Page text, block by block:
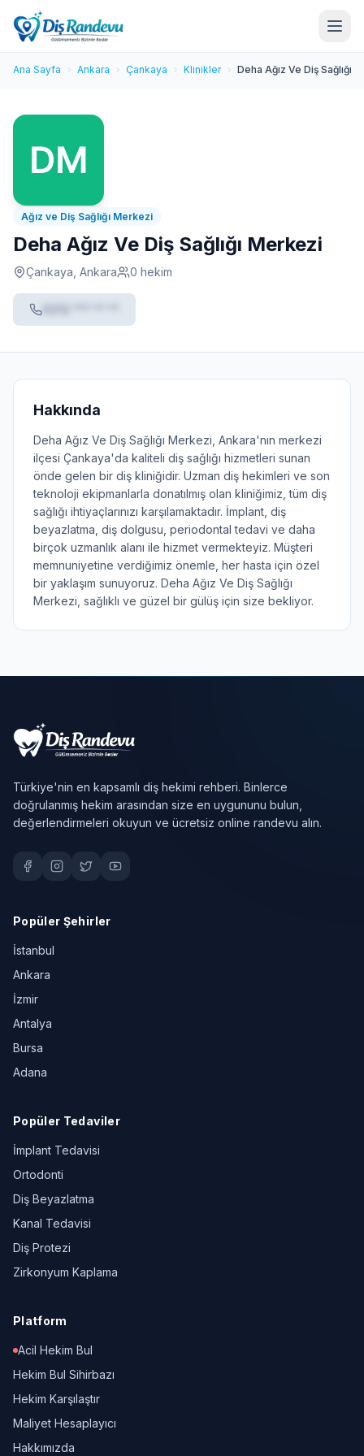
Ana Sayfa Ankara Çankaya Klinikler Deha Ağız Ve Diş Sağlığı
Ağız ve Diş Sağlığı Merkezi
Deha Ağız Ve Diş Sağlığı Merkezi
Çankaya, Ankara 0 hekim
Hakkında
Deha Ağız Ve Diş Sağlığı Merkezi, Ankara'nın merkezi
ilçesi Çankaya'da kaliteli diş sağlığı hizmetleri sunan
önde gelen bir diş kliniğidir. Uzman diş hekimleri ve son
teknoloji ekipmanlarla donatılmış olan kliniğimiz, tüm diş
sağlığı ihtiyaçlarınızı karşılamaktadır. İmplant, diş
beyazlatma, diş dolgusu, periodontal tedavi ve daha
birçok uzmanlık alanı ile hizmet vermekteyiz. Müşteri
memnuniyetine verdiğimiz önemle, her hasta için özel
bir yaklaşım sunuyoruz. Deha Ağız Ve Diş Sağlığı
Merkezi, sağlıklı ve güzel bir gülüş için size bekliyor.
Türkiye'nin en kapsamlı diş hekimi rehberi. Binlerce
doğrulanmış hekim arasından size en uygununu bulun,
değerlendirmeleri okuyun ve ücretsiz online randevu alın.
Popüler Şehirler
İstanbul
Ankara
İzmir
Antalya
Bursa
Adana
Popüler Tedaviler
İmplant Tedavisi
Ortodonti
Diş Beyazlatma
Kanal Tedavisi
Diş Protezi
Zirkonyum Kaplama
Platform
Acil Hekim Bul
Hekim Bul Sihirbazı
Hekim Karşılaştır
Maliyet Hesaplayıcı
Hakkımızda